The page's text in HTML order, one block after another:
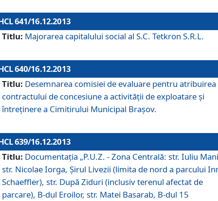
641/16.12.2013
Titlu: Majorarea capitalului social al S.C. Tetkron S.R.L.
640/16.12.2013
Titlu: Desemnarea comisiei de evaluare pentru atribuirea
contractului de concesiune a activităţii de exploatare şi
întreţinere a Cimitirului Municipal Braşov.
639/16.12.2013
Titlu: Documentaţia „P.U.Z. - Zona Centrală: str. Iuliu
str. Nicolae Iorga, Şirul Livezii (limita de nord a parcului
Schaeffler), str. După Ziduri (inclusiv terenul afectat de
parcare), B-dul Eroilor, str. Matei Basarab, B-dul 15